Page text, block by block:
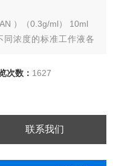
）（0.3g/ml） 10ml
浓度的标准工作液各
匀1mi n, 50℃反应15mi
次数： 1627
联系我们